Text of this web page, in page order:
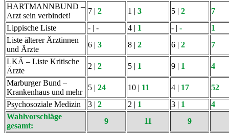
HARTMANNBUND –
Arzt sein verbindet!
7 | 2 1 | 3 5 | 2
7
Lippische Liste
- | - 4 | 1 - | -
1
Liste älterer Ärztinnen
und Ärzte
6 | 3 8 | 2 6 | 2
7
LKÄ – Liste Kritische
Ärzte
2 | 2 5 | 1 9 | 1
4
Marburger Bund –
Krankenhaus und mehr
5 | 24 10 | 11 4 | 17
52
Psychosoziale Medizin
3 | 2 2 | 1 3 | 1
4
Wahlvorschläge
gesamt:
9 11
9